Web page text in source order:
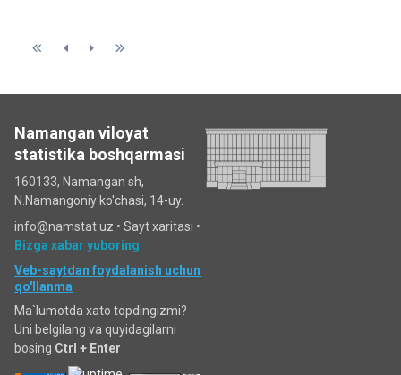
Namangan viloyat
statistika boshqarmasi
160133, Namangan sh,
N.Namangoniy ko'chasi, 14-uy.
info@namstat.uz • Sayt xaritasi •
Bizga xabar yuboring
Veb-saytdan foydalanish uchun
qo'llanma
Ma`lumotda xato topdingizmi?
Uni belgilang va quyidagilarni
bosing Ctrl + Enter